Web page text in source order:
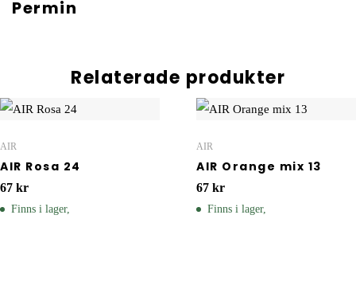
Permin
Relaterade produkter
AIR
AIR Rosa 24
67 kr
Finns i lager,
AIR
AIR Orange mix 13
67 kr
Finns i lager,